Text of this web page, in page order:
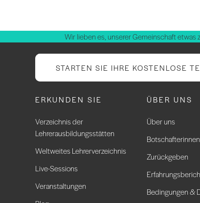
Wir lieben es, unserer Gemeinschaft
STARTEN SIE IHRE KOSTENLOSE
ERKUNDEN SIE
Verzeichnis der
Lehrerausbildungsstätten
Weltweites Lehrerverzeichnis
Live-Sessions
Veranstaltungen
ÜBER UNS
Über uns
Zurückgeben
Bedingungen &